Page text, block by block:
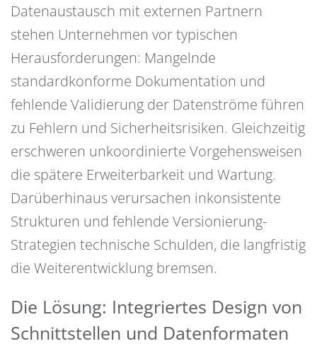
Datenaustausch mit externen Partnern
stehen Unternehmen vor typischen
Herausforderungen: Mangelnde
standardkonforme Dokumentation und
fehlende Validierung der Datenströme führen
zu Fehlern und Sicherheitsrisiken. Gleichzeitig
erschweren unkoordinierte Vorgehensweisen
die spätere Erweiterbarkeit und Wartung.
Darüberhinaus verursachen inkonsistente
Strukturen und fehlende Versionierung-
Strategien technische Schulden, die langfristig
die Weiterentwicklung bremsen.
Die Lösung: Integriertes Design von
Schnittstellen und Datenformaten